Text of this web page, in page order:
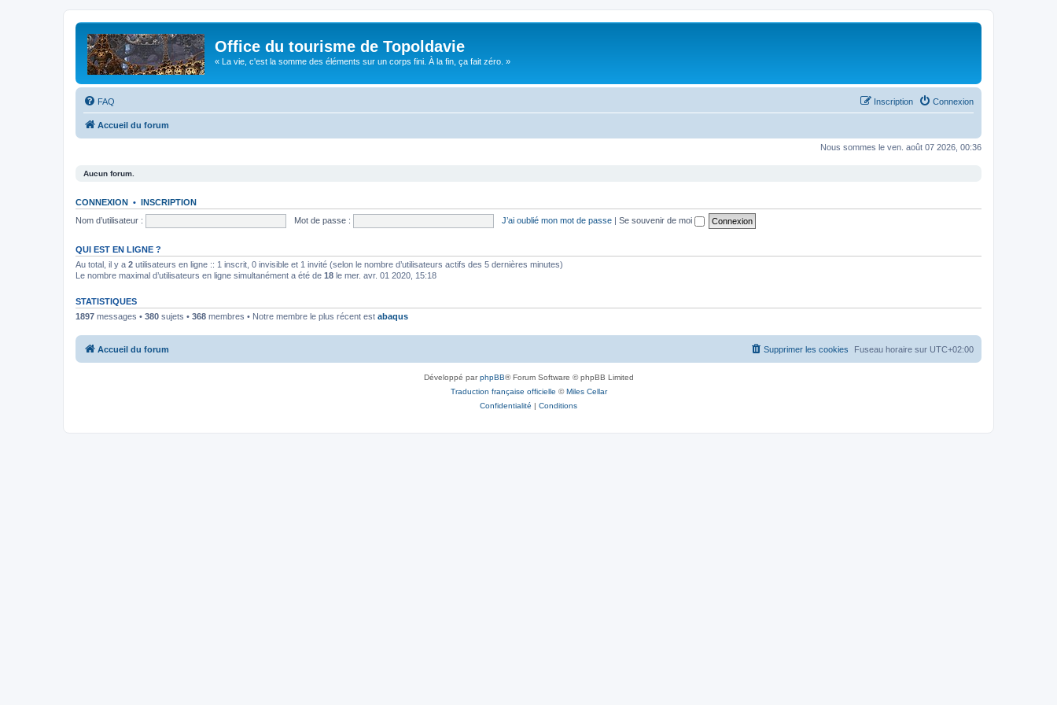
Office du tourisme de Topoldavie
« La vie, c'est la somme des éléments sur un corps fini. À la fin, ça fait zéro. »
FAQ Connexion
Inscription
Accueil du forum
Nous sommes le ven. août 07 2026, 00:36
Aucun forum.
CONNEXION • INSCRIPTION
Nom d’utilisateur :
Mot de passe : J’ai oublié mon mot de passe | Se souvenir de moi
QUI EST EN LIGNE ?
Au total, il y a 2 utilisateurs en ligne :: 1 inscrit, 0 invisible et 1 invité (selon le nombre d’utilisateurs actifs des 5 dernières minutes)
Le nombre maximal d’utilisateurs en ligne simultanément a été de 18 le mer. avr. 01 2020, 15:18
STATISTIQUES
1897 messages • 380 sujets • 368 membres • Notre membre le plus récent est abaqus
Accueil du forum Fuseau horaire sur UTC+02:00
Supprimer les cookies
Développé parphpBB® Forum Software © phpBB Limited
Traduction française officielle ©Miles Cellar
Confidentialité | Conditions